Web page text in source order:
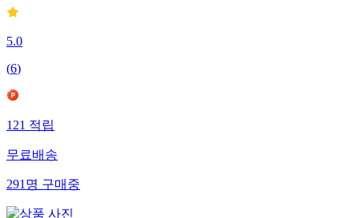
5.0
(6)
121적립
무료배송
291명구매중